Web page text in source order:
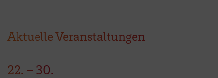
Aktuelle Veranstaltungen
22. – 30.